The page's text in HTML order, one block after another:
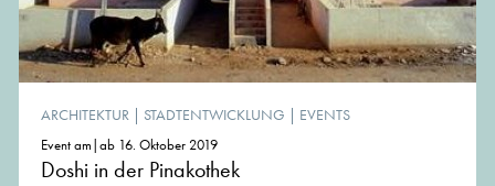
ARCHITEKTUR | STADTENTWICKLUNG | EVENTS
Event am|ab 16. Oktober 2019
Doshi in der Pinakothek